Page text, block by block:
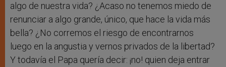
algo de nuestra vida? ¿Acaso no tenemos miedo de
renunciar a algo grande, único, que hace la vida más
bella? ¿No corremos el riesgo de encontrarnos
luego en la angustia y vernos privados de la libertad?
Y todavía el Papa quería decir: ¡no! quien deja entrar